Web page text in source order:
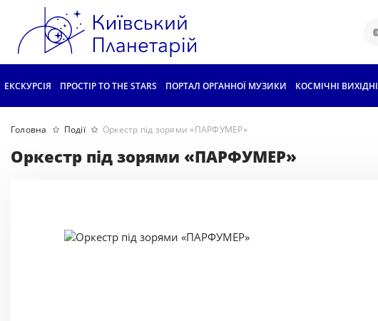
ЕКСКУРСІЯ ПРОСТІР TO THE STARS ПОРТАЛ ОРГАННОЇ МУЗИКИ КОСМІЧНІ ВИХІДНІ
Головна Події Оркестр під зорями «ПАРФУМЕР»
Оркестр під зорями «ПАРФУМЕР»